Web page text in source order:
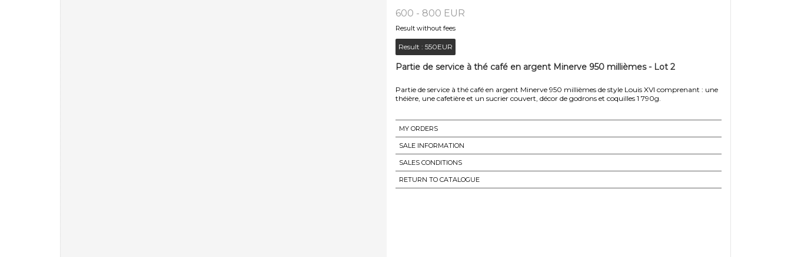
600 - 800 EUR
Result without fees
Result : 550EUR
Partie de service à thé café en argent Minerve 950 millièmes - Lot 2
Partie de service à thé café en argent Minerve 950 millièmes de style Louis XVI comprenant : une
théière, une cafetière et un sucrier couvert, décor de godrons et coquilles 1 790g.
MY ORDERS
SALE INFORMATION
SALES CONDITIONS
RETURN TO CATALOGUE